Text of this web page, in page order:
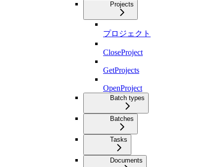
Projects
プロジェクト
CloseProject
GetProjects
OpenProject
Batch types
Batches
Tasks
Documents